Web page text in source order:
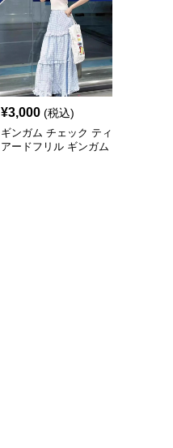
¥3,000 (税込)
ギンガム チェック ティ
アードフリル ギンガム